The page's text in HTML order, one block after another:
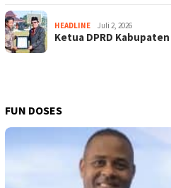
HEADLINE Juli 2, 2026
Ketua DPRD
FUN DOSES